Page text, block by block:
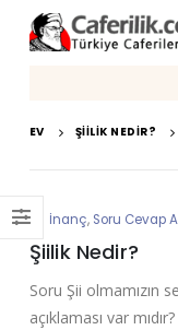
EV ŞIILIK NEDIR?
İnanç, Soru Cevap
Şiilik Nedir?
Soru Şii olmamızın
açıklaması var